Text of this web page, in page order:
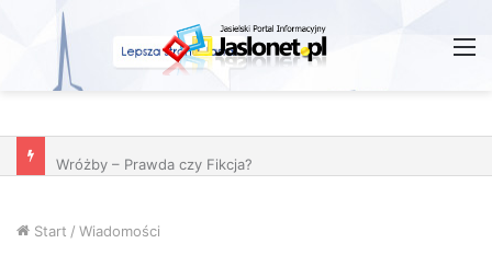
Wróżby – Prawda czy Fikcja?
Start / Wiadomości